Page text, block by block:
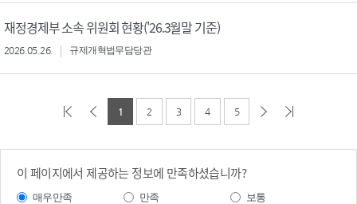
재정경제부 소속 위원회 현황('26.3월말 기준)
2026.05.26. 규제개혁법무담당관
1 2 3 4 5
이 페이지에서 제공하는 정보에 만족하셨습니까?
매우만족 만족
보통